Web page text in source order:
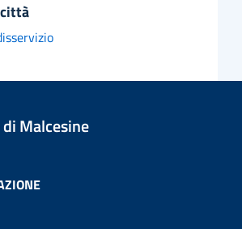
Malcesine